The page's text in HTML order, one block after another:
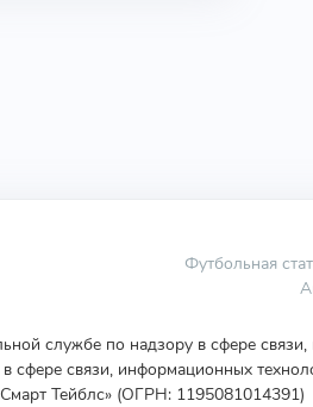
Футбольная
службе по надзору в сфере
сфере связи, информационных
Тейблс» (ОГРН: 1195081014391)